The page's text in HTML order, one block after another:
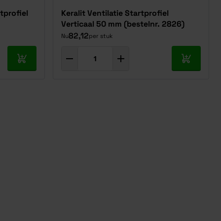
In mijn winkelwagen
Keralit Ventilatie Startprofiel
Verticaal 50 mm (bestelnr. 2826)
Nu82,12per stuk
In mijn